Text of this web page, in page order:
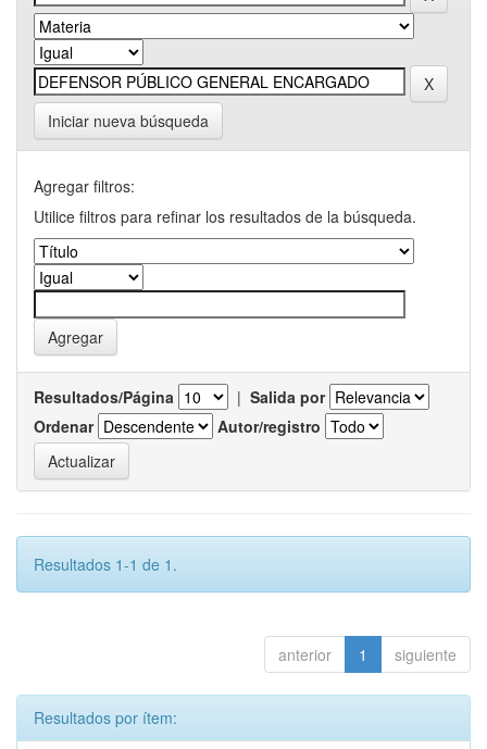
Iniciar nueva búsqueda
Agregar filtros:
Utilice filtros para refinar los resultados de la búsqueda.
Resultados/Página | Salida por
Ordenar
Autor/registro
Resultados 1-1 de 1.
anterior 1 siguiente
Resultados por ítem: